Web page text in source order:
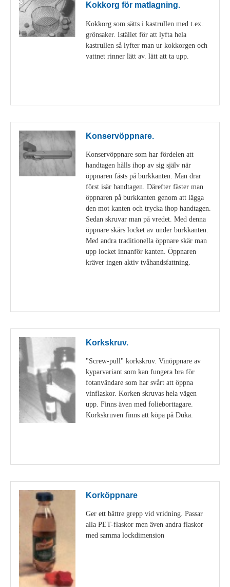
Kokkorg för matlagning.
Kokkorg som sätts i kastrullen med t.ex.
grönsaker. Istället för att lyfta hela
kastrullen så lyfter man ur kokkorgen och
vattnet rinner lätt av. lätt att ta upp.
Konservöppnare.
Konservöppnare som har fördelen att
handtagen hålls ihop av sig själv när
öppnaren fästs på burkkanten. Man drar
först isär handtagen. Därefter fäster man
öppnaren på burkkanten genom att lägga
den mot kanten och trycka ihop handtagen.
Sedan skruvar man på vredet. Med denna
öppnare skärs locket av under burkkanten.
Med andra traditionella öppnare skär man
upp locket innanför kanten. Öppnaren
kräver ingen aktiv tvåhandsfattning.
Korkskruv.
"Screw-pull" korkskruv. Vinöppnare av
kyparvariant som kan fungera bra för
fotanvändare som har svårt att öppna
vinflaskor. Korken skruvas hela vägen
upp. Finns även med folieborttagare.
Korkskruven finns att köpa på Duka.
Korköppnare
Ger ett bättre grepp vid vridning. Passar
alla PET-flaskor men även andra flaskor
med samma lockdimension